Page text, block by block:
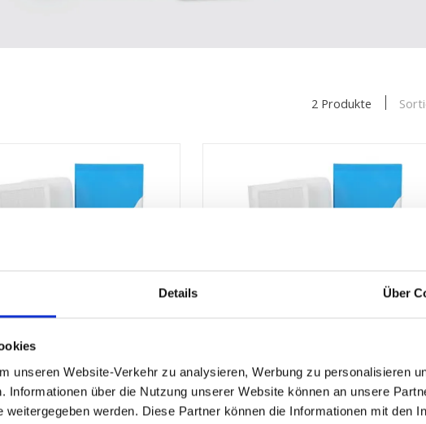
Details Über
unseren Website-Verkehr zu analysieren, Werbung zu personalisieren
Informationen über die Nutzung unserer Website können an unsere
weitergegeben werden. Diese Partner können die Informationen mit den
2 Produkte
AXIA ECONIQ 375 / 450 / 600
€29,75
VENT-AXIA ECONIQ 300
€28,50